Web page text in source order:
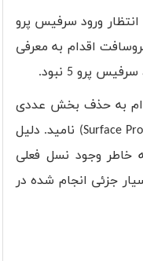
چشم انتظار ورود سرفیس پرو
اقدام به معرفی
پرو 5 نبود.
به حذف بخش عددی
Surface Pro) نامید. دلیل
خاطر وجود نسل فعلی
جزئی انجام شده در